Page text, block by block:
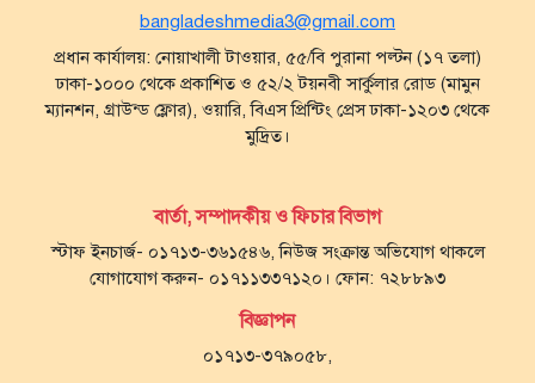
bangladeshmedia3@gmail.com
প্রধান কার্যালয়: নোয়াখালী টাওয়ার, ৫৫/বি পুরানা পল্টন (১৭ তলা)
ঢাকা-১০০০ থেকে প্রকাশিত ও ৫২/২ টয়নবী সার্কুলার রোড (মামুন
ম্যানশন, গ্রাউন্ড ফ্লোর), ওয়ারি, বিএস প্রিন্টিং প্রেস ঢাকা-১২০৩ থেকে
মুদ্রিত।
বার্তা, সম্পাদকীয় ও ফিচার বিভাগ
স্টাফ ইনচার্জ- ০১৭১৩-৩৬১৫৪৬, নিউজ সংক্রান্ত অভিযোগ থাকলে
যোগাযোগ করুন- ০১৭১১৩৩৭১২০। ফোন: ৭২৮৮৯৩
বিজ্ঞাপন
০১৭১৩-৩৭৯০৫৮,